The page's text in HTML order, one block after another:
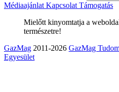
Médiaajánlat Kapcsolat Támogatás
Mielőtt kinyomtatja a
természetre!
GazMag 2011-2026 GazMag
Egyesület